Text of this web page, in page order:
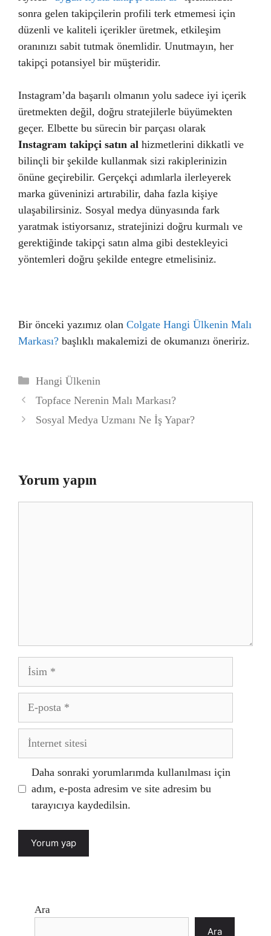
sonra gelen takipçilerin profili terk etmemesi için
düzenli ve kaliteli içerikler üretmek, etkileşim
oranınızı sabit tutmak önemlidir. Unutmayın, her
takipçi potansiyel bir müşteridir.
Instagram’da başarılı olmanın yolu sadece iyi içerik
üretmekten değil, doğru stratejilerle büyümekten
geçer. Elbette bu sürecin bir parçası olarak
Instagram takipçi satın al hizmetlerini dikkatli ve
bilinçli bir şekilde kullanmak sizi rakiplerinizin
önüne geçirebilir. Gerçekçi adımlarla ilerleyerek
marka güveninizi artırabilir, daha fazla kişiye
ulaşabilirsiniz. Sosyal medya dünyasında fark
yaratmak istiyorsanız, stratejinizi doğru kurmalı ve
gerektiğinde takipçi satın alma gibi destekleyici
yöntemleri doğru şekilde entegre etmelisiniz.
Bir önceki yazımız olan Colgate Hangi Ülkenin Malı
Markası? başlıklı makalemizi de okumanızı öneririz.
Kategoriler
Hangi Ülkenin
Topface Nerenin Malı Markası?
Sosyal Medya Uzmanı Ne İş Yapar?
Yorum yapın
İsim
posta
İnternet
Daha sonraki yorumlarımda kullanılması için
adım, e-posta adresim ve site adresim bu
tarayıcıya kaydedilsin.
Ara
Ara